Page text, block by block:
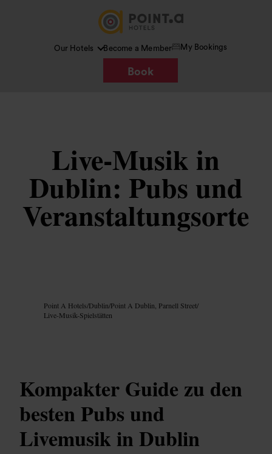
Our Hotels Become a Member My Bookings
Book
Live‑Musik in
Dublin: Pubs und
Veranstaltungsorte
Point A Hotels/Dublin/Point A Dublin, Parnell Street/
Live-Musik-Spielstätten
Kompakter Guide zu den
besten Pubs und
Livemusik in Dublin